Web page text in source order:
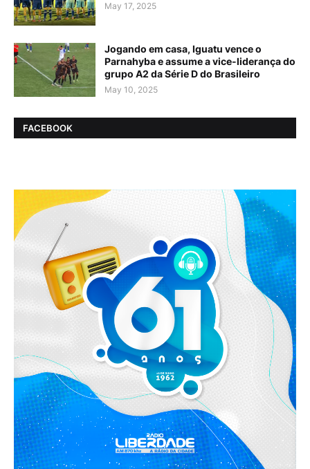
May 17, 2025
Jogando em casa, Iguatu vence o
Parnahyba e assume a vice-liderança do
grupo A2 da Série D do Brasileiro
May 10, 2025
FACEBOOK